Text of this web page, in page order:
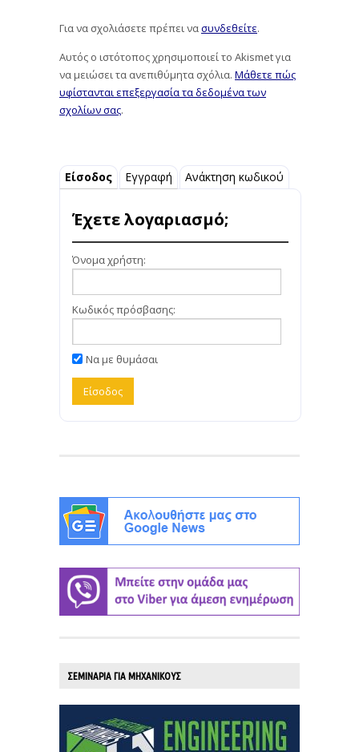
Για να σχολιάσετε πρέπει νασυνδεθείτε.
Αυτός ο ιστότοπος χρησιμοποιεί το Akismet για
να μειώσει τα ανεπιθύμητα σχόλια. Μάθετε πώς
υφίστανται επεξεργασία τα δεδομένα των
σχολίων σας.
Είσοδος Εγγραφή Ανάκτηση κωδικού
Έχετε λογαριασμό;
Όνομα χρήστη:
Κωδικός πρόσβασης:
Να με θυμάσαι
ΣΕΜΙΝΑΡΙΑ ΓΙΑ ΜΗΧΑΝΙΚΟΥΣ